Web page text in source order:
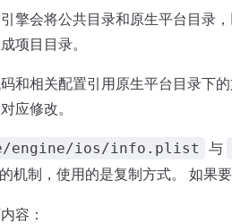
擎会将公共目录和原生平台目录
项目目录。
和相关配置引用原生平台目录下
应修改。
engine/ios/info.plist 与
的机制，使用的是复制方式。 如果
容：